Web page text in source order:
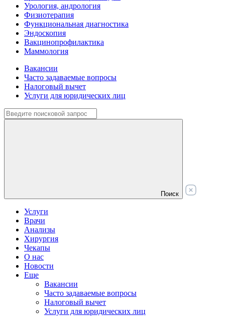
Урология, андрология
Физиотерапия
Функциональная диагностика
Эндоскопия
Вакцинопрофилактика
Маммология
Вакансии
Часто задаваемые вопросы
Налоговый вычет
Услуги для юридических лиц
Поиск
Услуги
Врачи
Анализы
Хирургия
Чекапы
О нас
Новости
Еще
Вакансии
Часто задаваемые вопросы
Налоговый вычет
Услуги для юридических лиц